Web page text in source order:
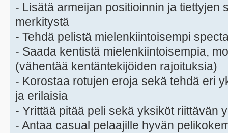
- Lisätä armeijan positioinnin ja tiettyjen
merkitystä
- Tehdä pelistä mielenkiintoisempi
- Saada kentistä mielenkiintoisempia,
(vähentää kentäntekijöiden rajoituksia)
- Korostaa rotujen eroja sekä tehdä eri
ja erilaisia
- Yrittää pitää peli sekä yksiköt riittävän
- Antaa casual pelaajille hyvän